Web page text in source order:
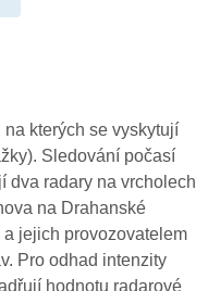
kterých se vyskytují
Sledování počasí
dva radary na vrcholech
na Drahanské
jejich provozovatelem
Pro odhad intenzity
hodnotu radarové